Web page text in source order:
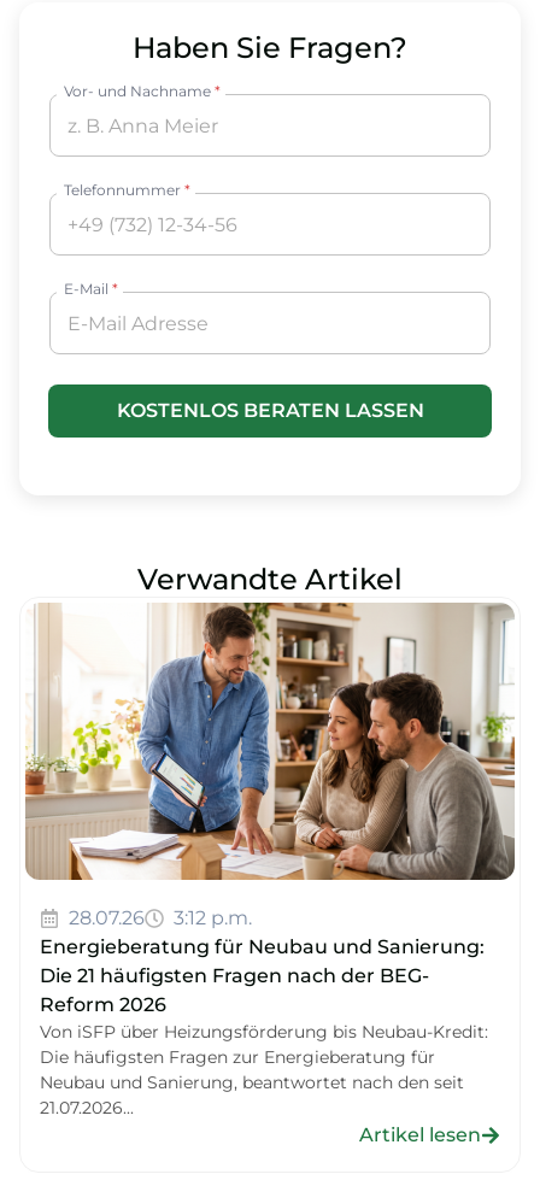
Haben Sie Fragen?
Vor- und Nachname *
Telefonnummer *
E-Mail *
KOSTENLOS BERATEN LASSEN
Verwandte Artikel
28.07.26
3:12 p.m.
Energieberatung für Neubau und Sanierung:
Die 21 häufigsten Fragen nach der BEG-
Reform 2026
Von iSFP über Heizungsförderung bis Neubau-Kredit:
Die häufigsten Fragen zur Energieberatung für
Neubau und Sanierung, beantwortet nach den seit
21.07.2026...
Artikel lesen